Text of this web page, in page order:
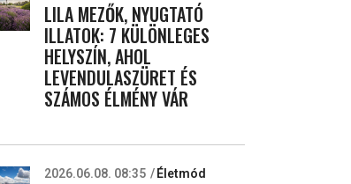
LILA MEZŐK, NYUGTATÓ
ILLATOK: 7 KÜLÖNLEGES
HELYSZÍN, AHOL
LEVENDULASZÜRET ÉS
SZÁMOS ÉLMÉNY VÁR
2026.06.08. 08:35 Életmód